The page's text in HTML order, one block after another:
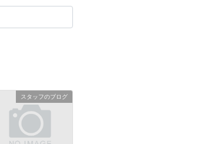
スタッフのブログ